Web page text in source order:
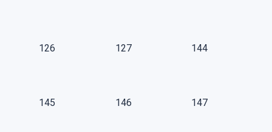
126 127 144
145 146 147